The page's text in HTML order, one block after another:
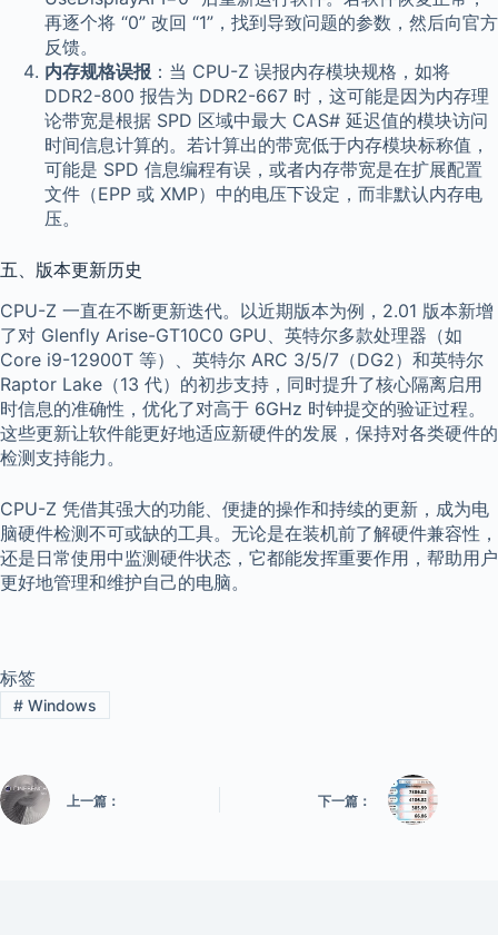
再逐个将 “0” 改回 “1”，找到导致问题的参数，然后向官方
反馈。
内存规格误报 ：当 CPU-Z 误报内存模块规格，如将
DDR2-800 报告为 DDR2-667 时，这可能是因为内存理
论带宽是根据 SPD 区域中最大 CAS# 延迟值的模块访问
时间信息计算的。若计算出的带宽低于内存模块标称值，
可能是 SPD 信息编程有误，或者内存带宽是在扩展配置
文件（EPP 或 XMP）中的电压下设定，而非默认内存电
压。
五、版本更新历史
CPU-Z 一直在不断更新迭代。以近期版本为例，2.01 版本新增
了对 Glenfly Arise-GT10C0 GPU、英特尔多款处理器（如
Core i9-12900T 等）、英特尔 ARC 3/5/7（DG2）和英特尔
Raptor Lake（13 代）的初步支持，同时提升了核心隔离启用
时信息的准确性，优化了对高于 6GHz 时钟提交的验证过程。
这些更新让软件能更好地适应新硬件的发展，保持对各类硬件的
检测支持能力。
CPU-Z 凭借其强大的功能、便捷的操作和持续的更新，成为电
脑硬件检测不可或缺的工具。无论是在装机前了解硬件兼容性，
还是日常使用中监测硬件状态，它都能发挥重要作用，帮助用户
更好地管理和维护自己的电脑。
标签
#Windows
上一篇： 下一篇：